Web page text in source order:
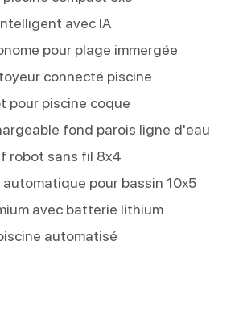
avec IA
pour plage immergée
connecté piscine
pour piscine coque
fond parois ligne d'eau
robot sans fil 8x4
pour bassin 10x5
avec batterie lithium
automatisé